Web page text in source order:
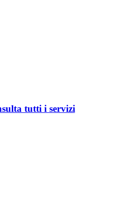
tutti i servizi